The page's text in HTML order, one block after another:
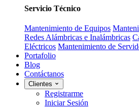
Servicio Técnico
Mantenimiento de Equipos
Redes Alámbricas e Inalámbricas
Eléctricos Mantenimiento de
Portafolio
Blog
Contáctanos
Clientes
Registrarme
Iniciar Sesión